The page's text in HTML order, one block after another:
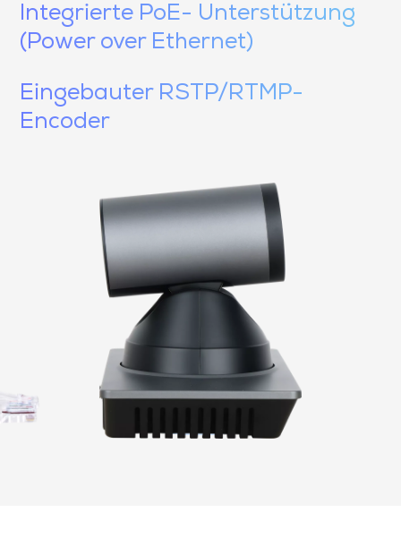
Integrierte PoE- Unterstützung
(Power over Ethernet)
Eingebauter RSTP/RTMP-
Encoder